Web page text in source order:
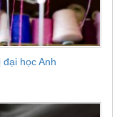
học Anh